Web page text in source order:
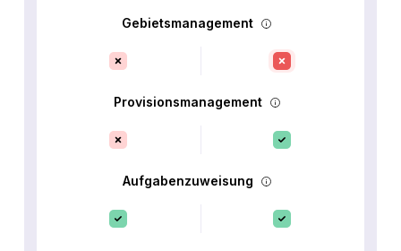
Gebietsmanagement
Provisionsmanagement
Aufgabenzuweisung